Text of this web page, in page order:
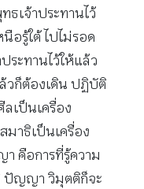
ธเจ้าประทานไว้
นือรู้ใต้ ไปไม่รอด
ระทานไว้ให้แล้ว
วก็ต้องเดิน ปฏิบัติ
เป็นเครื่อง
มาธิเป็นเครื่อง
คือการที่รู้ความ
ปัญญา วิมุตติก็จะ